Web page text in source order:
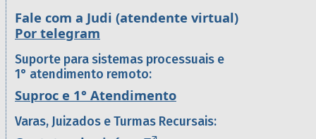
Fale com a Judi (atendente virtual)
Por telegram
Suporte para sistemas processuais e
1° atendimento remoto:
Suproc e 1° Atendimento
Varas, Juizados e Turmas Recursais: